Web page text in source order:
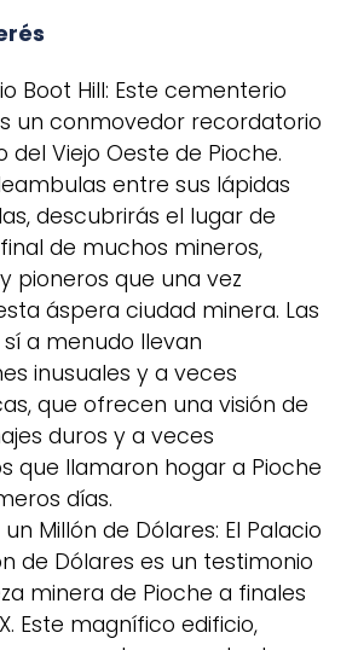
Boot Hill: Este cementerio
un conmovedor recordatorio
del Viejo Oeste de Pioche.
entre sus lápidas
descubrirás el lugar de
de muchos mineros,
pioneros que una vez
áspera ciudad minera. Las
a menudo llevan
inusuales y a veces
que ofrecen una visión de
duros y a veces
que llamaron hogar a Pioche
días.
Millón de Dólares: El Palacio
de Dólares es un testimonio
minera de Pioche a finales
Este magnífico edificio,